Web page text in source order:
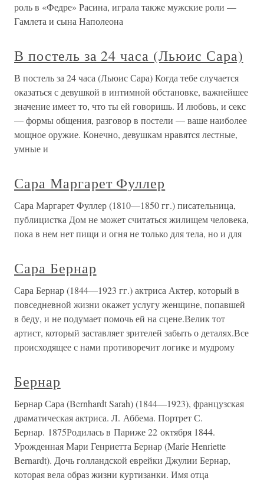
роль в «Федре» Расина, играла также мужские роли —
Гамлета и сына Наполеона
В постель за 24 часа (Льюис Сара)
В постель за 24 часа (Льюис Сара) Когда тебе случается
оказаться с девушкой в интимной обстановке, важнейшее
значение имеет то, что ты ей говоришь. И любовь, и секс
— формы общения, разговор в постели — ваше наиболее
мощное оружие. Конечно, девушкам нравятся лестные,
умные и
Сара Маргарет Фуллер
Сара Маргарет Фуллер (1810—1850 гг.) писательница,
публицистка Дом не может считаться жилищем человека,
пока в нем нет пищи и огня не только для тела, но и для
Сара Бернар
Сара Бернар (1844—1923 гг.) актриса Актер, который в
повседневной жизни окажет услугу женщине, попавшей
в беду, и не подумает помочь ей на сцене.Велик тот
артист, который заставляет зрителей забыть о деталях.Все
происходящее с нами противоречит логике и мудрому
Бернар
Бернар Сара (Bernhardt Sarah) (1844—1923), французская
драматическая актриса. Л. Аббема. Портрет С.
Бернар. 1875Родилась в Париже 22 октября 1844.
Урожденная Мари Генриетта Бернар (Marie Henriette
Bernardt). Дочь голландской еврейки Джулии Бернар,
которая вела образ жизни куртизанки. Имя отца